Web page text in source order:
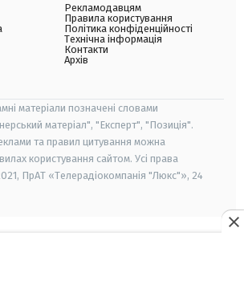
Рекламодавцям
Правила користування
Політика конфіденційності
Технічна інформація
Контакти
Архів
матеріали позначені словами
матеріал", "Експерт", "Позиція".
та правил цитування можна
користування сайтом. Усі права
ПрАТ «Телерадіокомпанія "Люкс"», 24